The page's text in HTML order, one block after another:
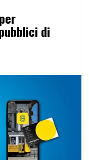
di